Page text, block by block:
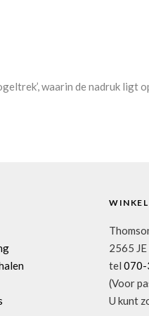
waarin de nadruk
2565
tel 070-
(Voor
U kunt